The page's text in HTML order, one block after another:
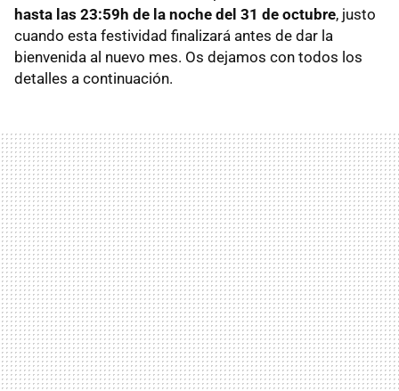
hasta las 23:59h de la noche del 31 de octubre, justo
cuando esta festividad finalizará antes de dar la
bienvenida al nuevo mes. Os dejamos con todos los
detalles a continuación.